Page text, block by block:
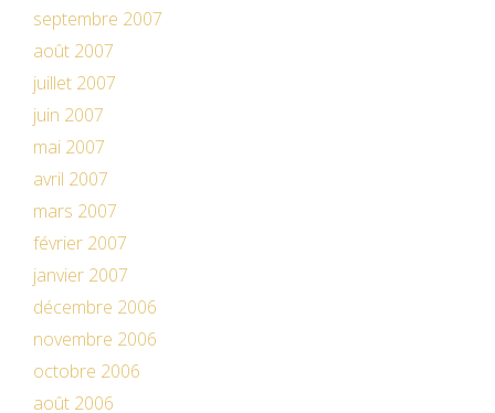
septembre 2007
août 2007
juillet 2007
juin 2007
mai 2007
avril 2007
mars 2007
février 2007
janvier 2007
décembre 2006
novembre 2006
octobre 2006
août 2006